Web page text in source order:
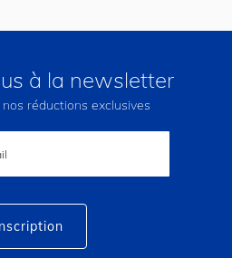
à la newsletter
réductions exclusives